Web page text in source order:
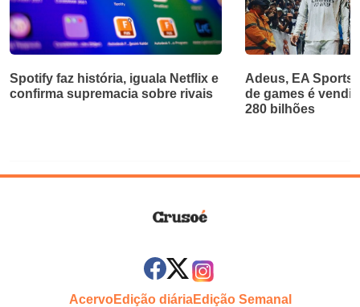
Spotify faz história, iguala Netflix e
confirma supremacia sobre rivais
Adeus, EA
de games é
280 bilhões
AcervoEdição diáriaEdição Semanal